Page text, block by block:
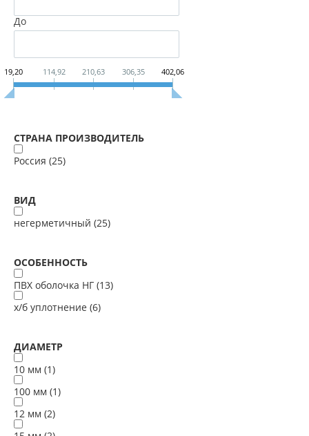
До
19,20 114,92 210,63 306,35 402,06
СТРАНА ПРОИЗВОДИТЕЛЬ
Россия (25)
ВИД
негерметичный (25)
ОСОБЕННОСТЬ
ПВХ оболочка НГ (13)
х/б уплотнение (6)
ДИАМЕТР
10 мм (1)
100 мм (1)
12 мм (2)